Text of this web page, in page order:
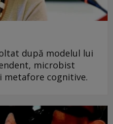
după modelul lui
microbist
metafore cognitive.